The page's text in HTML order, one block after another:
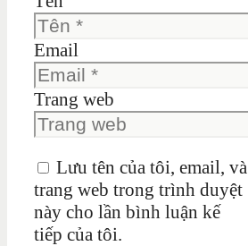
Email
Trang web
Lưu tên của tôi, email, và
trang web trong trình duyệt
này cho lần bình luận kế
tiếp của tôi.